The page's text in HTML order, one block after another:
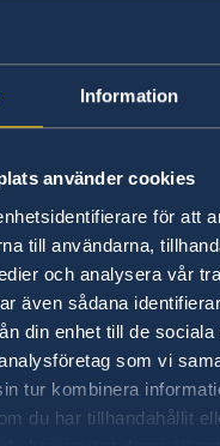
Information
använder cookies
för att
till användarna,
och analysera vår
även sådana
din enhet till de sociala
som vi
tur kombinera
du har tillhandahållit
reseinformation
och katastrofer
sedvänjor
personlig säkerhet
- Maldiverna
är det endast
pass. För
i New Delhi
om ordinarie pass
ambassad i New
New Delhis
07 feb. 2024,
Maldiverna